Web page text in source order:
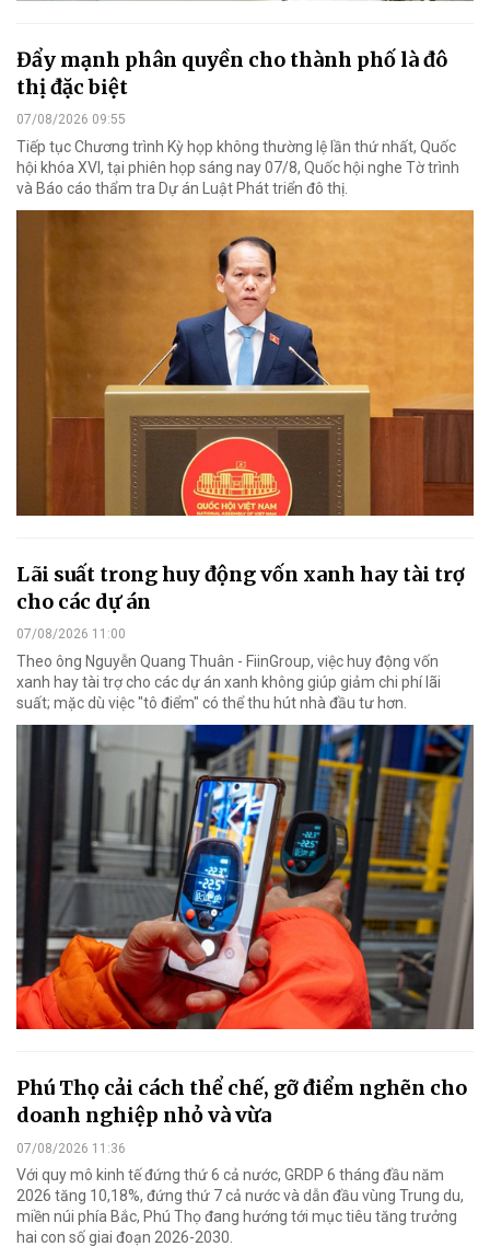
Đẩy mạnh phân quyền cho thành phố là đô
thị đặc biệt
07/08/2026 09:55
Tiếp tục Chương trình Kỳ họp không thường lệ lần thứ nhất, Quốc
hội khóa XVI, tại phiên họp sáng nay 07/8, Quốc hội nghe Tờ trình
và Báo cáo thẩm tra Dự án Luật Phát triển đô thị.
Lãi suất trong huy động vốn xanh hay tài trợ
cho các dự án
07/08/2026 11:00
Theo ông Nguyễn Quang Thuân - FiinGroup, việc huy động vốn
xanh hay tài trợ cho các dự án xanh không giúp giảm chi phí lãi
suất; mặc dù việc "tô điểm" có thể thu hút nhà đầu tư hơn.
Phú Thọ cải cách thể chế, gỡ điểm nghẽn cho
doanh nghiệp nhỏ và vừa
07/08/2026 11:36
Với quy mô kinh tế đứng thứ 6 cả nước, GRDP 6 tháng đầu năm
2026 tăng 10,18%, đứng thứ 7 cả nước và dẫn đầu vùng Trung du,
miền núi phía Bắc, Phú Thọ đang hướng tới mục tiêu tăng trưởng
hai con số giai đoạn 2026-2030.